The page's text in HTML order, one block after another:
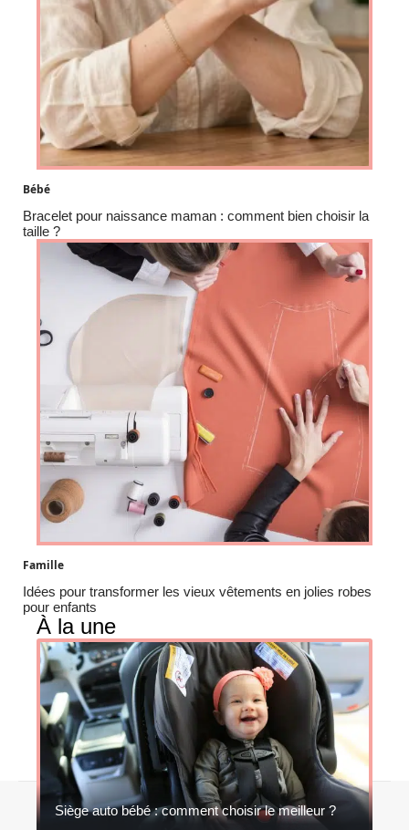
Bébé
Bracelet pour naissance maman : comment bien choisir la
taille ?
Famille
Idées pour transformer les vieux vêtements en jolies robes
pour enfants
À la une
Siège auto bébé : comment choisir le meilleur ?
Contact Mentions légales Sitemap